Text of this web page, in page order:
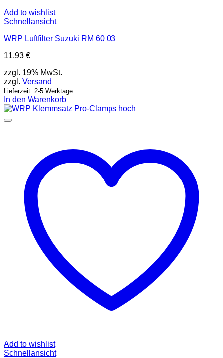
Add to wishlist
Schnellansicht
WRP Luftfilter Suzuki RM 60 03
11,93 €
zzgl. 19% MwSt.
zzgl. Versand
Lieferzeit: 2-5 Werktage
In den Warenkorb
Add to wishlist
Schnellansicht